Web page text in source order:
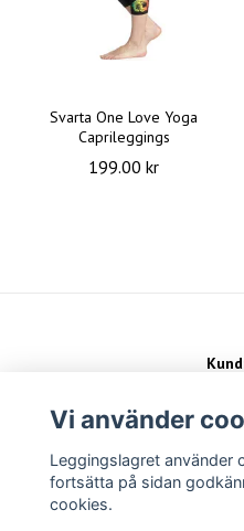
Svarta One Love Yoga
Caprileggings
199.00 kr
Vi använder
Leggingslagret använder
fortsätta på sidan
cookies.